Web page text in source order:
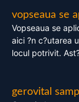
vopseaua se
Vopseaua se
aici ?n c?utarea
locul potrivit.
gerovital